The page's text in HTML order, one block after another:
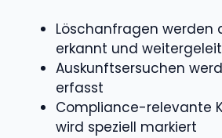
Löschanfragen werden
erkannt und
Auskunftsersuchen
erfasst
Compliance-relevante
wird speziell markiert